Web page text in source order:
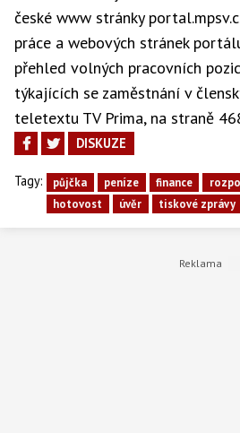
české www stránky
práce a webových stránek
přehled volných pracovních
týkajících se zaměstnání v
teletextu TV Prima, na straně
DISKUZE
Tagy: půjčka peníze finance
hotovost
úvěr tiskové zprávy